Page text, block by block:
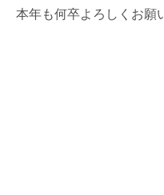
本年も何卒よろしくお願